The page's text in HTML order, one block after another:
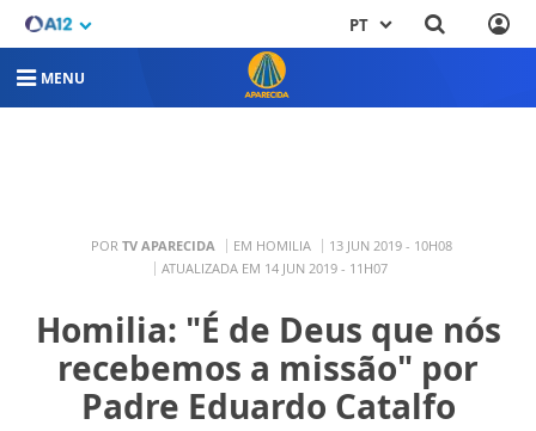
PT
MENU
POR TV APARECIDA EM HOMILIA
13 JUN 2019 - 10H08
ATUALIZADA EM 14 JUN 2019 - 11H07
Homilia: "É de Deus que nós
recebemos a missão" por
Padre Eduardo Catalfo